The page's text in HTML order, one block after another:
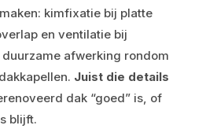
kimfixatie bij platte
en ventilatie bij
afwerking rondom
Juist die details
dak “goed” is, of
blijft.